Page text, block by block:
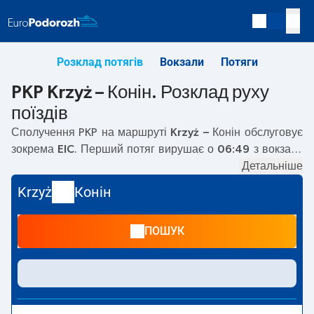
Розклад потягів Вокзали Потяги
PKP Krzyż – Конін. Розклад руху
поїздів
Сполучення PKP на маршруті Krzyż – Конін обслуговує
зокрема EIC . Перший потяг вирушає о 06:49 з вокзалу
маршрутіKrzyż
EC, EIP Pendolino — пропонують нижчу ціну квитка і
зазвичай довший час подорожі. Потяг завершує
Детальніше
Krzyż Конін
ПОШУК